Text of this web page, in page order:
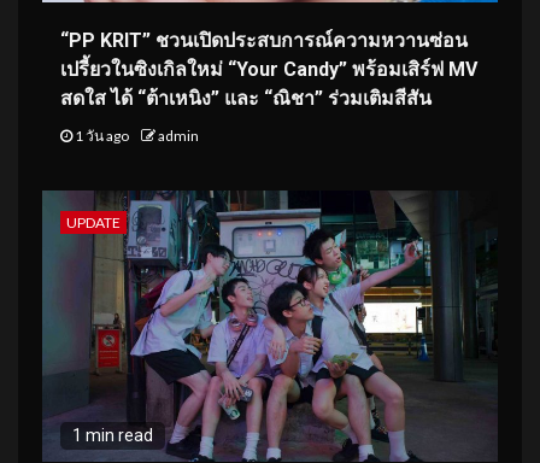
“PP KRIT” ชวนเปิดประสบการณ์ความหวานซ่อน
เปรี้ยวในซิงเกิลใหม่ “Your Candy” พร้อมเสิร์ฟ MV
สดใส ได้ “ต้าเหนิง” และ “ณิชา” ร่วมเติมสีสัน
1 วัน ago admin
UPDATE
1 min read